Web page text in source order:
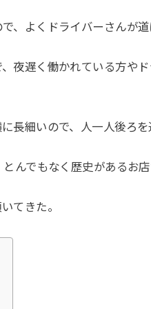
、よくドライバーさんが
夜遅く働かれている方や
長細いので、人一人後ろを
んでもなく歴史があるお店
てきた。